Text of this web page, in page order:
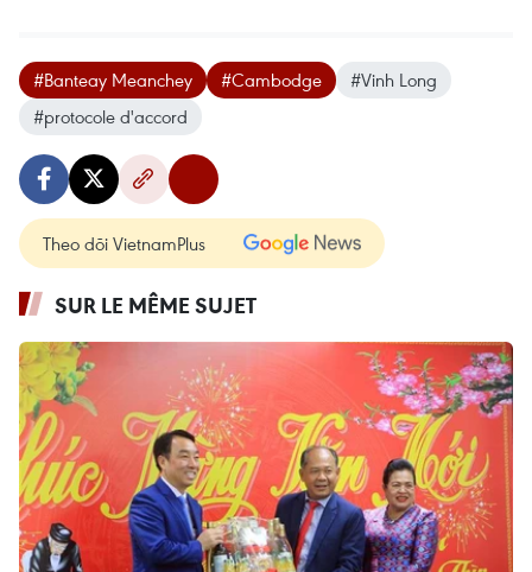
#Banteay Meanchey #Cambodge
#Vinh Long
#protocole d'accord
Theo dõi VietnamPlus
SUR LE MÊME SUJET